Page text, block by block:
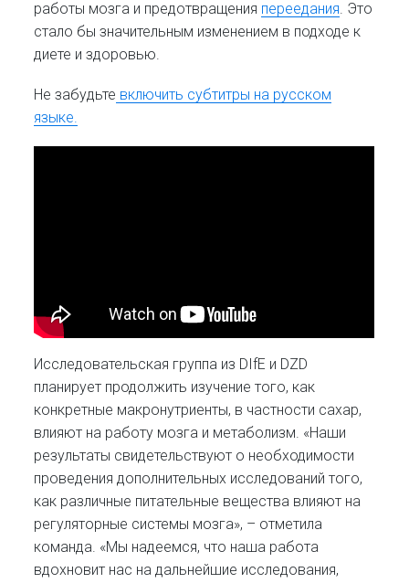
работы мозга и предотвращения переедания. Это
стало бы значительным изменением в подходе к
диете и здоровью.
Не забудьте включить субтитры на русском
языке.
Исследовательская группа из DIfE и DZD
планирует продолжить изучение того, как
конкретные макронутриенты, в частности сахар,
влияют на работу мозга и метаболизм. «Наши
результаты свидетельствуют о необходимости
проведения дополнительных исследований того,
как различные питательные вещества влияют на
регуляторные системы мозга», – отметила
команда. «Мы надеемся, что наша работа
вдохновит нас на дальнейшие исследования,